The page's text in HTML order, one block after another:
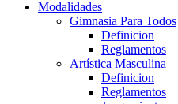
Modalidades
Gimnasia Para Todos
Definicion
Reglamentos
Artística Masculina
Definicion
Reglamentos